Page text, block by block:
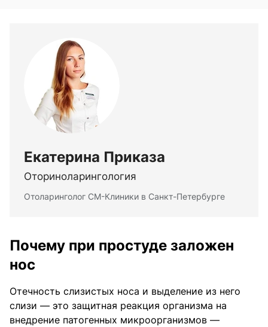
Екатерина Приказа
Оториноларингология
Отоларинголог СМ-Клиники в Санкт-Петербурге
Почему при простуде заложен
нос
Отечность слизистых носа и выделение из него
слизи — это защитная реакция организма на
внедрение патогенных микроорганизмов —